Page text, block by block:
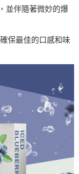
並伴隨著微妙的爆
保最佳的口感和味